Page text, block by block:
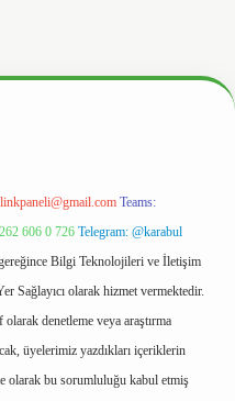
Teams:
606 0 726 Telegram: @karabul
Bilgi Teknolojileri ve İletişim
Sağlayıcı olarak hizmet vermektedir.
denetleme veya araştırma
üyelerimiz yazdıkları içeriklerin
olarak bu sorumluluğu kabul etmiş